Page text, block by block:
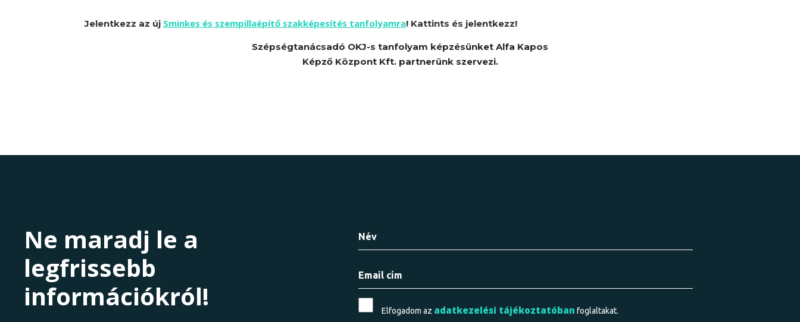
Jelentkezz az új Sminkes és szempillaépítő szakképesítés tanfolyamra! Kattints és jelentkezz!
Szépségtanácsadó OKJ-s tanfolyam képzésünket Alfa Kapos
Képző Központ Kft. partnerünk szervezi.
Ne maradj le a
legfrissebb
információkról!
Elfogadom az adatkezelési tájékoztatóban foglaltakat.